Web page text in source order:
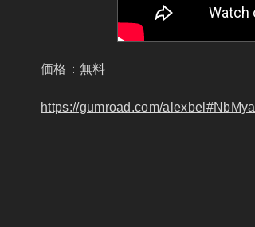
価格：無料
https://gumroad.com/alexbel#NbMya